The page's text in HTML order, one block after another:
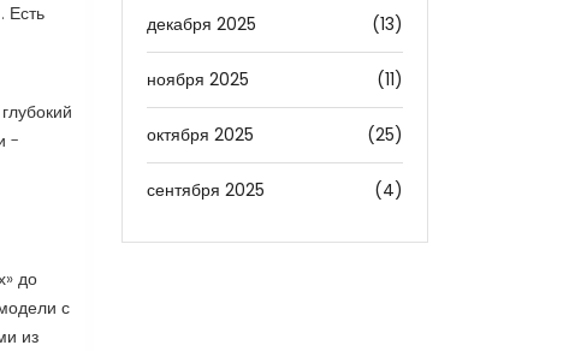
Есть
-
до
с
из
декабря 2025 (13)
ноября 2025 (11)
октября 2025 (25)
сентября 2025 (4)